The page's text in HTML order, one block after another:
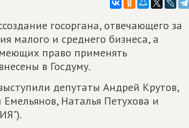
госоргана, отвечающего за
малого и среднего бизнеса, а
право применять
в Госдуму.
депутаты Андрей Крутов,
Наталья Петухова и